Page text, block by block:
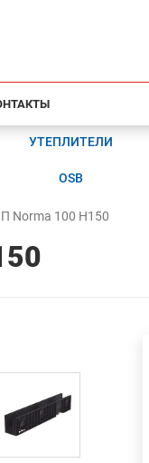
УТЕПЛИТЕЛИ
OSB
Norma 100 Н150